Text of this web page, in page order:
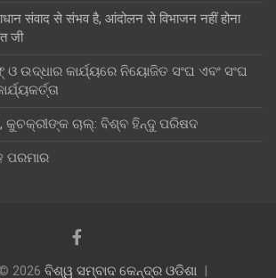
संवाद से संभव है, आंदोलन से विभाजन नहीं होना
जी
ଉଦ୍ଧାର କାର୍ଯ୍ୟରେ ନିୟୋଜିତ ସଂଘ ଏବଂ ସଂଘ
କୁଚକ୍ରୀଙ୍କ ଚାଲ୍: ବିଶ୍ବ ହିନ୍ଦୁ ପରିଷଦ
ପରମାର
2026 ବିଶ୍ୱ ସମ୍ବାଦ କେନ୍ଦ୍ର ଓଡିଶା